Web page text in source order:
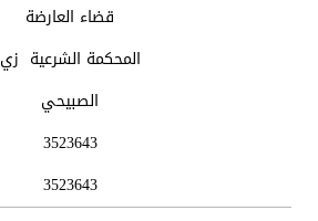
قضاء العارضة
المحكمة الشرعية زي
الصبيحي
3523643
3523643